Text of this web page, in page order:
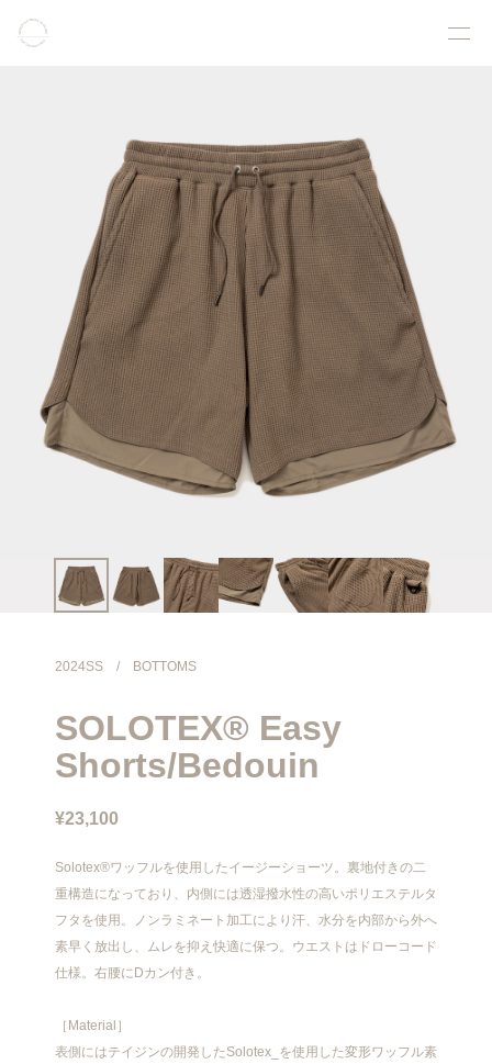
2024SS / BOTTOMS
SOLOTEX® Easy
Shorts/Bedouin
¥23,100
Solotex®ワッフルを使用したイージーショーツ。裏地付きの二
重構造になっており、内側には透湿撥水性の高いポリエステルタ
フタを使用。ノンラミネート加工により汗、水分を内部から外へ
素早く放出し、ムレを抑え快適に保つ。ウエストはドローコード
仕様。右腰にDカン付き。
［Material］
表側にはテイジンの開発したSolotex_を使用した変形ワッフル素
PRODUCT
GALLERY
ONLINE STORE
STORELIST
ABOUT
FACEBOOK
INSTAGRAM